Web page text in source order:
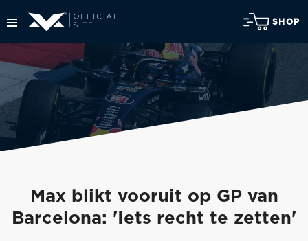
SHOP
Max blikt vooruit op GP van
Barcelona: 'Iets recht te zetten'